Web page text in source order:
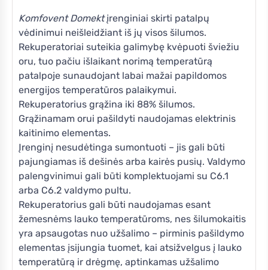
Komfovent Domektįrenginiai skirti patalpų
vėdinimui neišleidžiant iš jų visos šilumos.
Rekuperatoriai suteikia galimybę kvėpuoti šviežiu
oru, tuo pačiu išlaikant norimą temperatūrą
patalpoje sunaudojant labai mažai papildomos
energijos temperatūros palaikymui.
Rekuperatorius grąžina iki 88% šilumos.
Grąžinamam orui pašildyti naudojamas elektrinis
kaitinimo elementas.
Įrenginį nesudėtinga sumontuoti – jis gali būti
pajungiamas iš dešinės arba kairės pusių. Valdymo
palengvinimui gali būti komplektuojami su C6.1
arba C6.2 valdymo pultu.
Rekuperatorius gali būti naudojamas esant
žemesnėms lauko temperatūroms, nes šilumokaitis
yra apsaugotas nuo užšalimo – pirminis pašildymo
elementas įsijungia tuomet, kai atsižvelgus į lauko
temperatūrą ir drėgmę, aptinkamas užšalimo